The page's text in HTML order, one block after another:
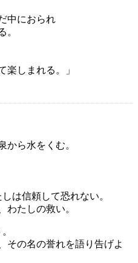
中におられ
。
楽しまれる。」
から水をくむ。
は信頼して恐れない。
わたしの救い。
その名の誉れを語り告げよ